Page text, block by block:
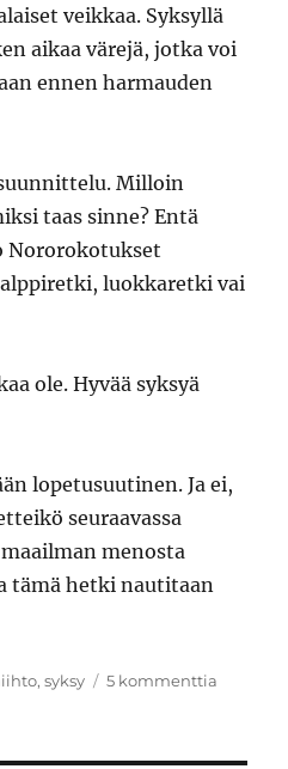
veikkaa. Syksyllä
aikaa värejä, jotka voi
ennen harmauden
Milloin
taas sinne? Entä
Nororokotukset
luokkaretki vai
ole. Hyvää syksyä
lopetusuutinen. Ja ei,
seuraavassa
menosta
tämä hetki nautitaan
,syksy 5 kommenttia